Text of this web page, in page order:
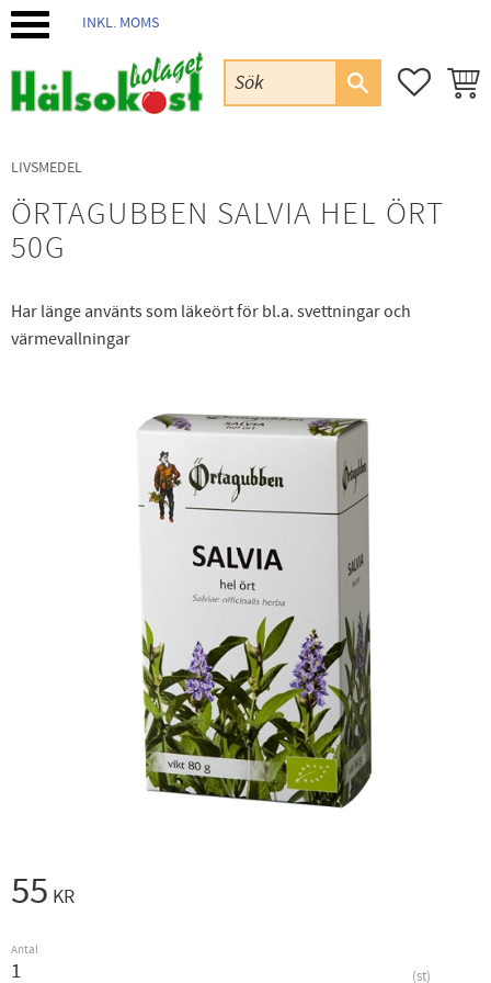
INKL. MOMS
LIVSMEDEL
ÖRTAGUBBEN SALVIA HEL ÖRT
50G
Har länge använts som läkeört för bl.a. svettningar och
värmevallningar
55 KR
Antal
st